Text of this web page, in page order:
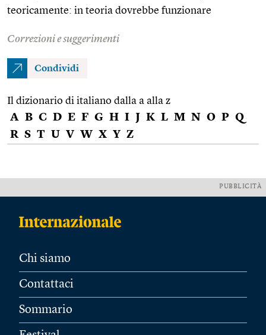
teoricamente: in teoria dovrebbe funzionare
Correzioni e suggerimenti
Condividi
Il dizionario di italiano dalla a alla z
A B C D E F G H I J K L M N O P Q
R S T U V W X Y Z
PUBBLICITÀ
Chi siamo
Contattaci
Sommario